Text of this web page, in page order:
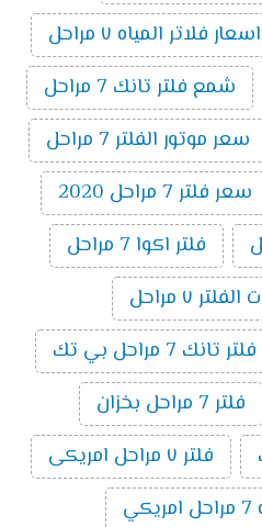
اسعار فلاتر المياه ٧ مراحل
شمع فلتر تانك 7 مراحل
سعر موتور الفلتر 7 مراحل
سعر فلتر 7 مراحل 2020
فلتر اكوا 7 مراحل
٧ مراحل
فلتر تانك 7 مراحل بي تك
فلتر 7 مراحل بخزان
فلتر ٧ مراحل امريكى